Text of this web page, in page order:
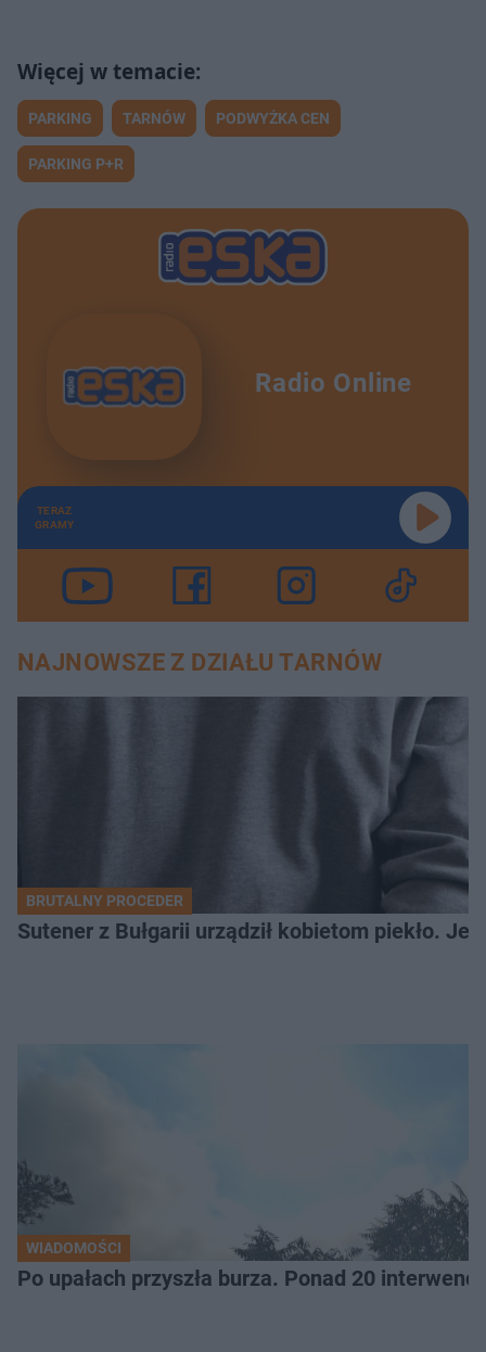
PARKING TARNÓW PODWYŻKA CEN
PARKING P+R
Radio Online
TERAZ
GRAMY
NAJNOWSZE Z DZIAŁU TARNÓW
BRUTALNY PROCEDER
Sutener z Bułgarii urządził kobietom piekło.
WIADOMOŚCI
Po upałach przyszła burza. Ponad 20